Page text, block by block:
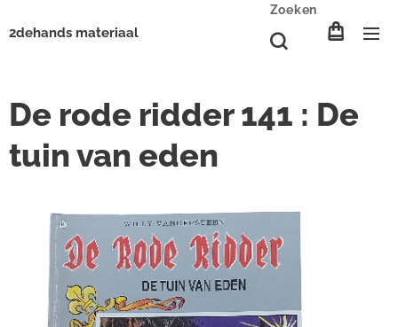
2dehands materiaal
Zoeken
De rode ridder 141 : De
tuin van eden